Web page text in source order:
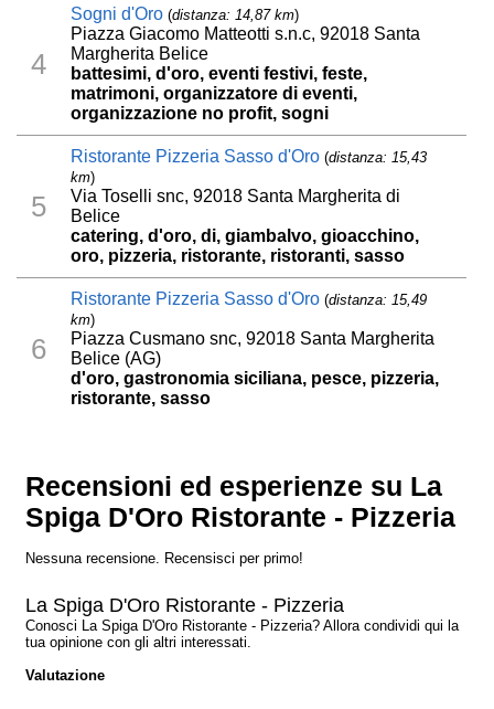
4
Sogni d'Oro (distanza: 14,87 km)
Piazza Giacomo Matteotti s.n.c, 92018 Santa
Margherita Belice
battesimi, d'oro, eventi festivi, feste,
matrimoni, organizzatore di eventi,
organizzazione no profit, sogni
5
Ristorante Pizzeria Sasso d'Oro (distanza: 15,43
km)
Via Toselli snc, 92018 Santa Margherita di
Belice
catering, d'oro, di, giambalvo, gioacchino,
oro, pizzeria, ristorante, ristoranti, sasso
6
Ristorante Pizzeria Sasso d'Oro (distanza: 15,49
km)
Piazza Cusmano snc, 92018 Santa Margherita
Belice (AG)
d'oro, gastronomia siciliana, pesce, pizzeria,
ristorante, sasso
Recensioni ed esperienze su La
Spiga D'Oro Ristorante - Pizzeria
Nessuna recensione. Recensisci per primo!
La Spiga D'Oro Ristorante - Pizzeria
Conosci La Spiga D'Oro Ristorante - Pizzeria? Allora condividi qui la
tua opinione con gli altri interessati.
Valutazione